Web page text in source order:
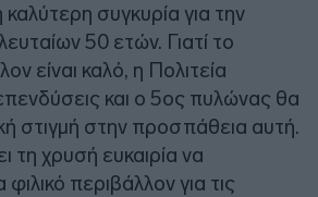
καλύτερη συγκυρία για την
50 ετών. Γιατί το
είναι καλό, η Πολιτεία
και ο 5ος πυλώνας θα
στιγμή στην προσπάθεια αυτή.
τη χρυσή ευκαιρία να
περιβάλλον για τις